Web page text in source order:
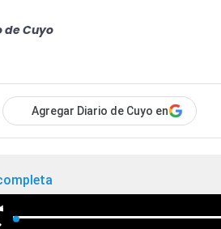
de Cuyo
Agregar Diario de Cuyo en